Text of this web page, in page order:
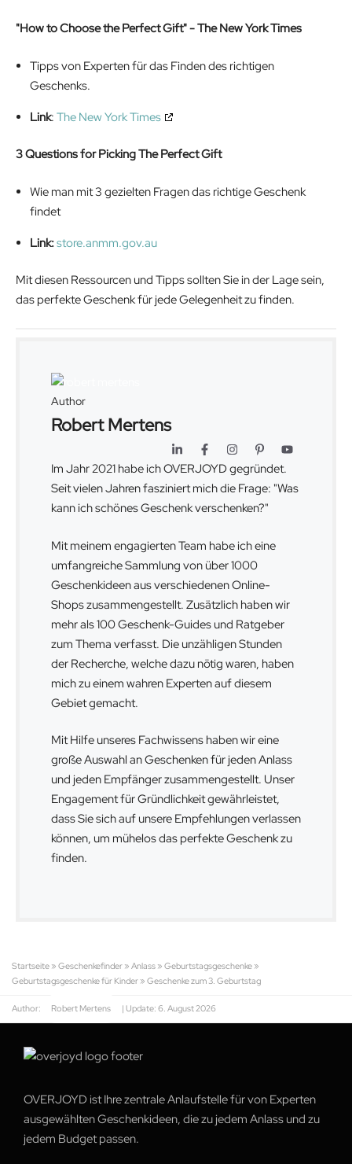
"How to Choose the Perfect Gift" - The New York Times
Tipps von Experten für das Finden des richtigen
Geschenks.
Link: The New York Times
3 Questions for Picking The Perfect Gift
Wie man mit 3 gezielten Fragen das richtige Geschenk
findet
Link:store.anmm.gov.au
Mit diesen Ressourcen und Tipps sollten Sie in der Lage sein,
das perfekte Geschenk für jede Gelegenheit zu finden.
Author
Robert Mertens
Im Jahr 2021 habe ich OVERJOYD gegründet.
Seit vielen Jahren fasziniert mich die Frage: "Was
kann ich schönes Geschenk verschenken?"
Mit meinem engagierten Team habe ich eine
umfangreiche Sammlung von über 1000
Geschenkideen aus verschiedenen Online-
Shops zusammengestellt. Zusätzlich haben wir
mehr als 100 Geschenk-Guides und Ratgeber
zum Thema verfasst. Die unzähligen Stunden
der Recherche, welche dazu nötig waren, haben
mich zu einem wahren Experten auf diesem
Gebiet gemacht.
Mit Hilfe unseres Fachwissens haben wir eine
große Auswahl an Geschenken für jeden Anlass
und jeden Empfänger zusammengestellt. Unser
Engagement für Gründlichkeit gewährleistet,
dass Sie sich auf unsere Empfehlungen verlassen
können, um mühelos das perfekte Geschenk zu
finden.
Startseite » Geschenkefinder » Anlass » Geburtstagsgeschenke »
Geburtstagsgeschenke für Kinder » Geschenke zum 3. Geburtstag
Author: Robert Mertens | Update: 6. August 2026
OVERJOYD ist Ihre zentrale Anlaufstelle für von Experten
ausgewählten Geschenkideen, die zu jedem Anlass und zu
jedem Budget passen.